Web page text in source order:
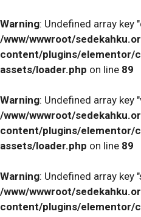
Warning: Undefined array key
/www/wwwroot/
content/plugins/elementor/
assets/loader.php on line 89
Warning: Undefined array key
/www/wwwroot/
content/plugins/elementor/
assets/loader.php on line 89
Warning: Undefined array key
/www/wwwroot/
content/plugins/elementor/